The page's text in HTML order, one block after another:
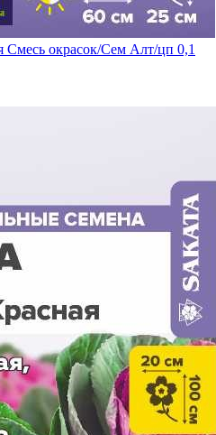
Смесь окрасок/Сем Алт/цп 0,1